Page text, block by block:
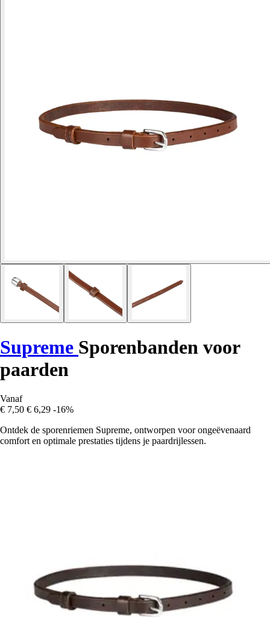
Supreme Sporenbanden voor
paarden
Vanaf
€ 7,50 € 6,29 -16%
Ontdek de sporenriemen Supreme, ontworpen voor ongeëvenaard
comfort en optimale prestaties tijdens je paardrijlessen.